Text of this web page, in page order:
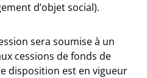
d’objet social).
sera soumise à un
cessions de fonds de
disposition est en vigueur